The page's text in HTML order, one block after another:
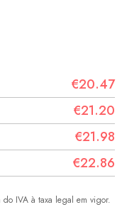
€20.47
€21.20
€21.98
€22.86
do IVA à taxa legal em vigor.